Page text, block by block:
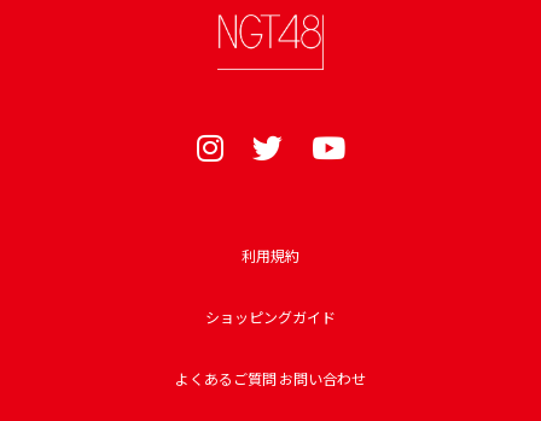
利用規約
ショッピングガイド
よくあるご質問 お問い合わせ